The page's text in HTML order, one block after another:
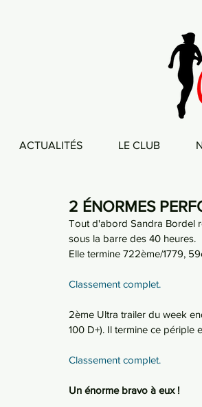
ACTUALITÉS LE CLUB
2 ÉNORMES
Tout d'abord Sandra Bordel
sous la barre des 40 heures.
Elle termine 722ème/1779,
Classement complet.
2ème Ultra trailer du week
100 D+). Il termine ce
Classement complet.
Un énorme bravo à eux !